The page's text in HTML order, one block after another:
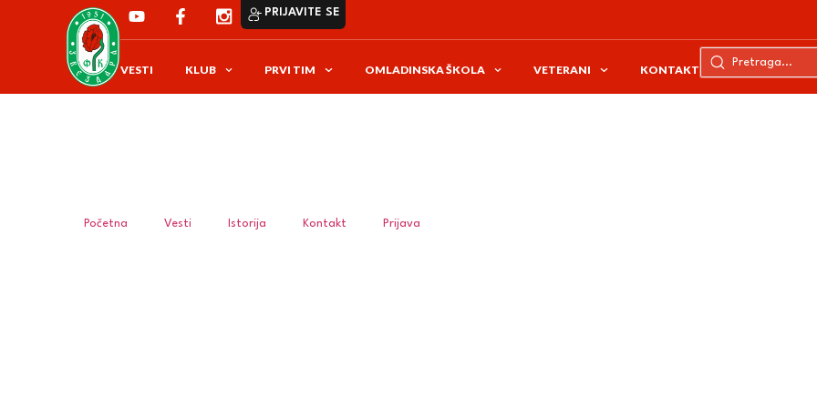
PRIJAVITE SE
VESTI KLUB PRVI TIM OMLADINSKA ŠKOLA VETERANI KONTAKT
Početna Vesti Istorija Kontakt Prijava